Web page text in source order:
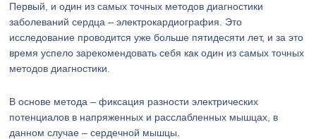
Первый, и один из самых точных методов диагностики
заболеваний сердца – электрокардиография. Это
исследование проводится уже больше пятидесяти лет, и за это
время успело зарекомендовать себя как один из самых точных
методов диагностики.
В основе метода – фиксация разности электрических
потенциалов в напряженных и расслабленных мышцах, в
данном случае – сердечной мышцы.